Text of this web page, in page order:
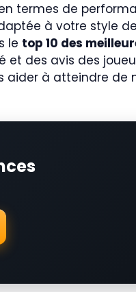
termes de
à votre style
le top 10 des
des avis des
à atteindre de